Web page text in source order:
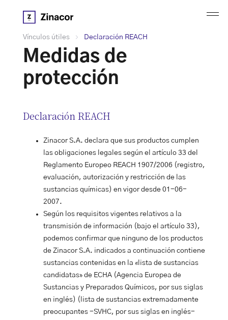
Medidas de
protección
Vínculos útiles Declaración REACH
Declaración REACH
Zinacor S.A. declara que sus productos cumplen
las obligaciones legales según el artículo 33 del
Reglamento Europeo REACH 1907/2006 (registro,
evaluación, autorización y restricción de las
sustancias químicas) en vigor desde 01-06-
2007.
Según los requisitos vigentes relativos a la
transmisión de información (bajo el artículo 33),
podemos confirmar que ninguno de los productos
de Zinacor S.A. indicados a continuación contiene
sustancias contenidas en la «lista de sustancias
candidatas» de ECHA (Agencia Europea de
Sustancias y Preparados Químicos, por sus siglas
en inglés) (lista de sustancias extremadamente
preocupantes -SVHC, por sus siglas en inglés-